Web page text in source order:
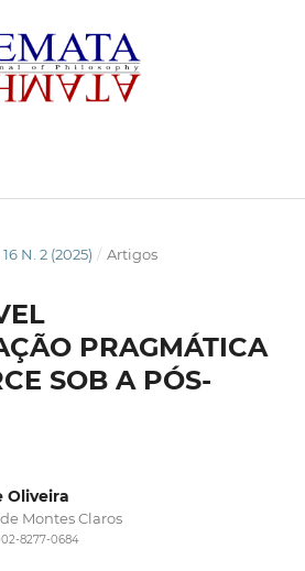
16 N. 2 (2025) / Artigos
PRAGMÁTICA
SOB A PÓS-
Oliveira
Montes Claros
8277-0684